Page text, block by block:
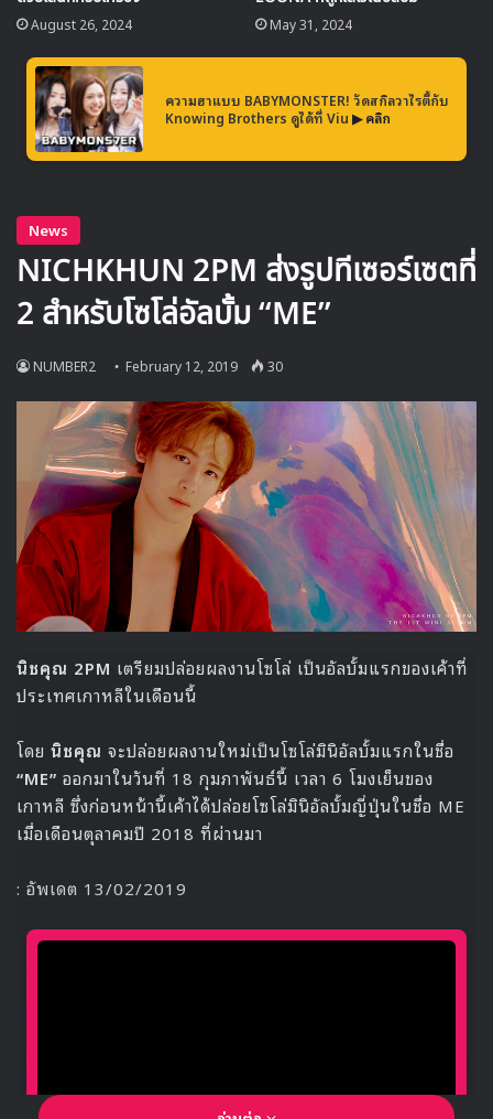
โดยLOONAได้ปล่อยคลิปทีเซอร์
ปริศนา “X1X”,“XIIX” และ
: อัพเดต 13/02/2019
เวลาเที่ยงคืนของเกาหลี ออฟฟิศเชียลปล่อยรูปทีเซอร์เดี่ยว
สมาชิกคนสุดท้ายเป็นคนที่ 12 คือ ชยูพร้อมกับข้อความว่า
“Dreams may come true – ความฝันจะกลายเป็นจริง”
August 26, 2024 May 31, 2024
ความฮาแบบ BABYMONSTER! วัดสกิลวาไรตี้กับ
Knowing Brothers ดูได้ที่ Viu ▶ คลิก